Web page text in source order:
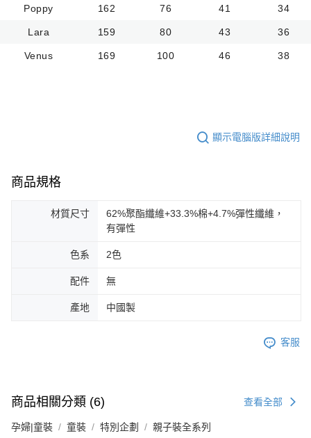
Poppy 162 76 41 34
Lara 159 80 43 36
Venus 169 100 46 38
顯示電腦版詳細說明
商品規格
材質尺寸
62%聚酯纖維+33.3%棉+4.7%彈性纖維，
有彈性
色系 2色
配件 無
產地 中國製
客服
商品相關分類 (6) 查看全部
孕婦|童裝 童裝 特別企劃 親子裝全系列